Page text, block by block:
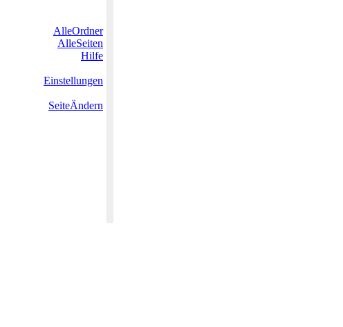
AlleOrdner
AlleSeiten
Hilfe
Einstellungen
SeiteÄndern